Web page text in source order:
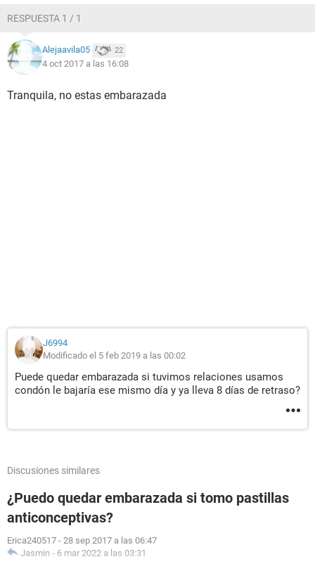
RESPUESTA 1 / 1
Alejaavila05 22
4 oct 2017 a las 16:08
Tranquila, no estas embarazada
J6994
Modificado el 5 feb 2019 a las 00:02
Puede quedar embarazada si tuvimos relaciones usamos
condón le bajaría ese mismo día y ya lleva 8 días de retraso?
Discusiones similares
¿Puedo quedar embarazada si tomo pastillas
anticonceptivas?
Erica240517 - 28 sep 2017 a las 06:47
Jasmin - 6 mar 2022 a las 03:31